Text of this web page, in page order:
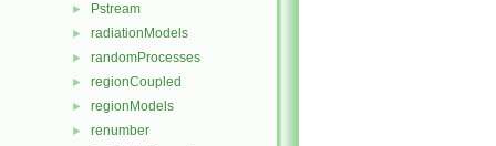
► Pstream
► radiationModels
► randomProcesses
► regionCoupled
► regionModels
► renumber